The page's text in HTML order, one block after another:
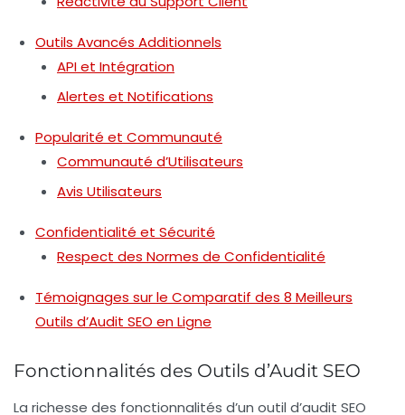
Outils Avancés Additionnels
API et Intégration
Alertes et Notifications
Popularité et Communauté
Communauté d’Utilisateurs
Avis Utilisateurs
Confidentialité et Sécurité
Respect des Normes de Confidentialité
Témoignages sur le Comparatif des 8 Meilleurs
Outils d’Audit SEO en Ligne
Fonctionnalités des Outils d’Audit SEO
La richesse des fonctionnalités d’un outil d’audit SEO